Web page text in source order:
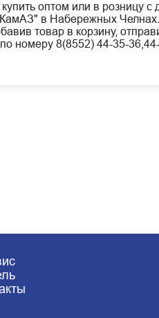
купить оптом или в розницу с
в Набережных
товар в корзину,
номеру 8(8552) 44-35-